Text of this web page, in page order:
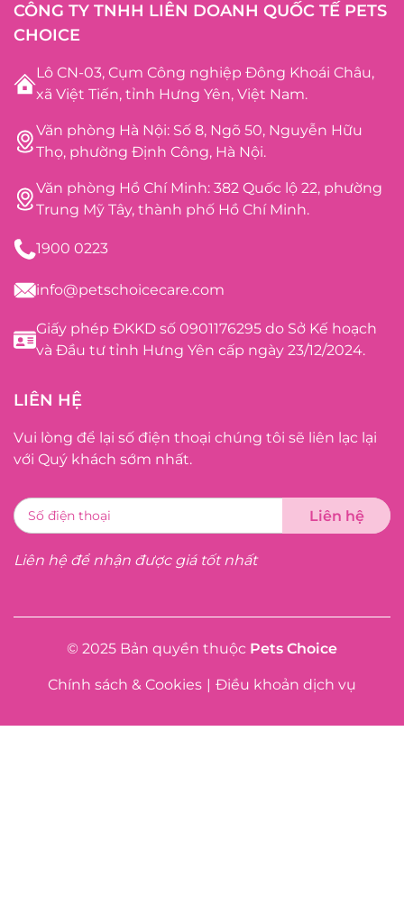
CÔNG TY TNHH LIÊN DOANH QUỐC TẾ PETS
CHOICE
Lô CN-03, Cụm Công nghiệp Đông Khoái Châu,
xã Việt Tiến, tỉnh Hưng Yên, Việt Nam.
Văn phòng Hà Nội: Số 8, Ngõ 50, Nguyễn Hữu
Thọ, phường Định Công, Hà Nội.
Văn phòng Hồ Chí Minh: 382 Quốc lộ 22, phường
Trung Mỹ Tây, thành phố Hồ Chí Minh.
1900 0223
info@petschoicecare.com
Giấy phép ĐKKD số 0901176295 do Sở Kế hoạch
và Đầu tư tỉnh Hưng Yên cấp ngày 23/12/2024.
LIÊN HỆ
Vui lòng để lại số điện thoại chúng tôi sẽ liên lạc lại
với Quý khách sớm nhất.
Liên hệ để nhận được giá tốt nhất
© 2025 Bản quyền thuộc Pets Choice
Chính sách & Cookies | Điều khoản dịch vụ